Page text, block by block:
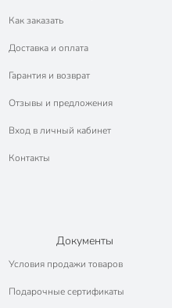
Как заказать
Доставка и оплата
Гарантия и возврат
Отзывы и предложения
Вход в личный кабинет
Контакты
Документы
Условия продажи товаров
Подарочные сертификаты